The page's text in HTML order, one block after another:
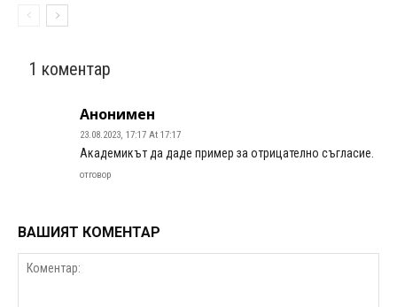
1 коментар
Анонимен
23.08.2023, 17:17 At 17:17
Академикът да даде пример за отрицателно съгласие.
отговор
ВАШИЯТ КОМЕНТАР